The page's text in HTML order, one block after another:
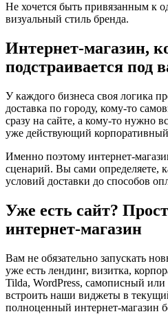
Не хочется быть привязанным к
визуальный стиль бренда.
Интернет-магазин,
подстраивается под
У каждого бизнеса своя логика
доставка по городу, кому-то
сразу на сайте, а кому-то нужно
уже действующий корпоративный
Именно поэтому интернет-
сценарий. Вы сами определяете,
условий доставки до способов
Уже есть сайт?
интернет-магазин
Вам не обязательно запускать
уже есть лендинг, визитка,
Tilda, WordPress, самописный
встроить наши виджеты в
полноценный интернет-магазин